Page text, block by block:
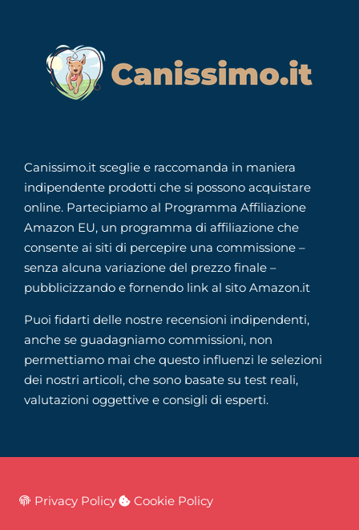
Canissimo.it sceglie e raccomanda in maniera
indipendente prodotti che si possono acquistare
online. Partecipiamo al Programma Affiliazione
Amazon EU, un programma di affiliazione che
consente ai siti di percepire una commissione –
senza alcuna variazione del prezzo finale –
pubblicizzando e fornendo link al sito Amazon.it
Puoi fidarti delle nostre recensioni indipendenti,
anche se guadagniamo commissioni, non
permettiamo mai che questo influenzi le selezioni
dei nostri articoli, che sono basate su test reali,
valutazioni oggettive e consigli di esperti.
Privacy Policy Cookie Policy